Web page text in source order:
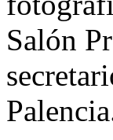
Salón